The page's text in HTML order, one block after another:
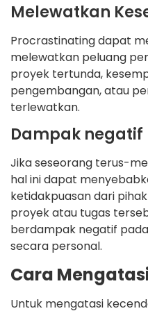
Melewatkan
Procrastinating dapat
melewatkan peluang
proyek tertunda,
pengembangan, atau
terlewatkan.
Dampak
Jika seseorang terus-
hal ini dapat
ketidakpuasan dari
proyek atau tugas
berdampak negatif
secara personal.
Cara
Untuk mengatasi